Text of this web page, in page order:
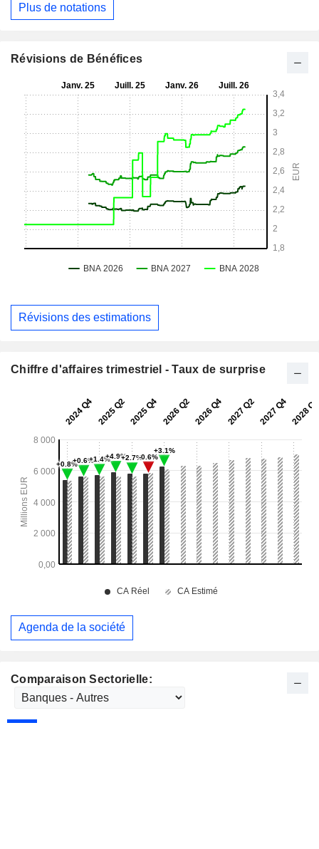
Comparaison Sectorielle:
Plus de notations
Révisions de Bénéfices
Révisions des estimations
Chiffre d'affaires trimestriel - Taux de surprise
Agenda de la société